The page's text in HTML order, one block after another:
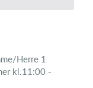
Herre 1
kl.11:00 -